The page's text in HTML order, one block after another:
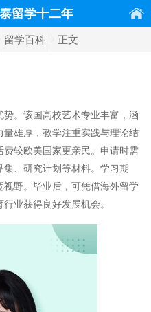
留学十二年
留学百科 正文
。该国高校艺术专业丰富，涵
雄厚，教学注重实践与理论结
较欧美国家更亲民。申请时需
、研究计划等材料。学习期
野。毕业后，可凭借海外留学
业获得良好发展机会。